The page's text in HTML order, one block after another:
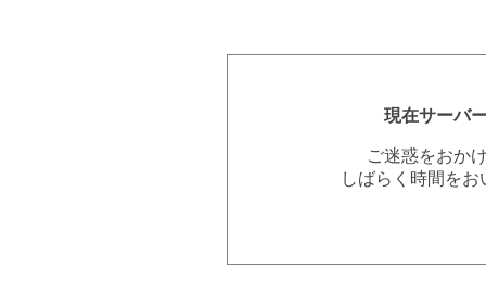
現在サーバ
ご迷惑をおか
しばらく時間を